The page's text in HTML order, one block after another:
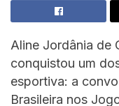
Aline Jordânia de
conquistou um
esportiva: a
Brasileira nos